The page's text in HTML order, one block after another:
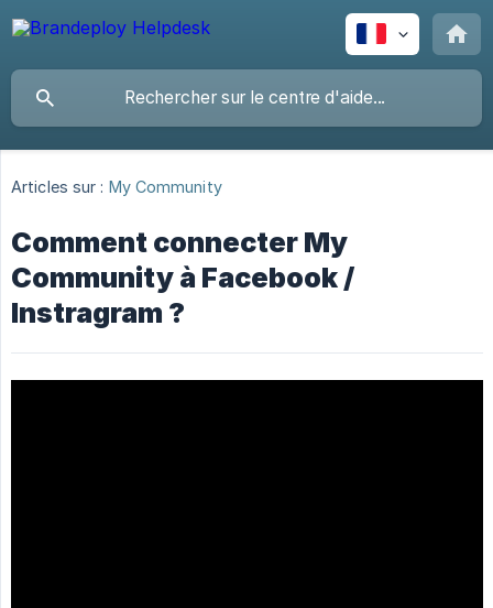
Articles sur : My Community
Comment connecter My
Community à Facebook /
Instragram ?